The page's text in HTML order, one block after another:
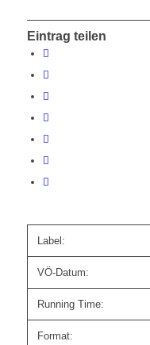
Eintrag teilen
Label:
VÖ-Datum:
Running Time:
Format: